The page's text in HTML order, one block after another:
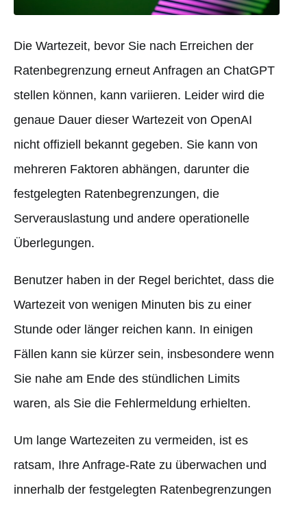
Die Wartezeit, bevor Sie nach Erreichen der
Ratenbegrenzung erneut Anfragen an ChatGPT
stellen können, kann variieren. Leider wird die
genaue Dauer dieser Wartezeit von OpenAI
nicht offiziell bekannt gegeben. Sie kann von
mehreren Faktoren abhängen, darunter die
festgelegten Ratenbegrenzungen, die
Serverauslastung und andere operationelle
Überlegungen.
Benutzer haben in der Regel berichtet, dass die
Wartezeit von wenigen Minuten bis zu einer
Stunde oder länger reichen kann. In einigen
Fällen kann sie kürzer sein, insbesondere wenn
Sie nahe am Ende des stündlichen Limits
waren, als Sie die Fehlermeldung erhielten.
Um lange Wartezeiten zu vermeiden, ist es
ratsam, Ihre Anfrage-Rate zu überwachen und
innerhalb der festgelegten Ratenbegrenzungen